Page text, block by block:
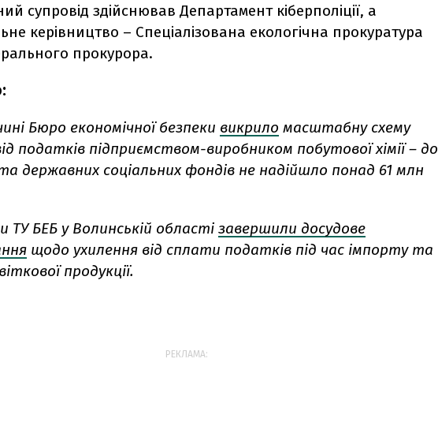
супровід здійснював Департамент кіберполіції, а
керівництво – Спеціалізована екологічна прокуратура
прокурора.
Бюро економічної безпеки викрило масштабну схему
податків підприємством-виробником побутової хімії – до
державних соціальних фондів не надійшло понад 61 млн
БЕБ у Волинській області завершили досудове
щодо ухилення від сплати податків під час імпорту та
продукції.
РЕКЛАМА: